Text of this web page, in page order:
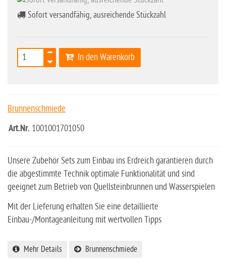
Sofort versandfähig, ausreichende Stückzahl
In den Warenkorb
Brunnenschmiede
Art.Nr. 1001001701050
Unsere Zubehör Sets zum Einbau ins Erdreich garantieren durch
die abgestimmte Technik optimale Funktionalität und sind
geeignet zum Betrieb von Quellsteinbrunnen und Wasserspielen
Mit der Lieferung erhalten Sie eine detaillierte
Einbau-/Montageanleitung mit wertvollen Tipps
Mehr Details Brunnenschmiede